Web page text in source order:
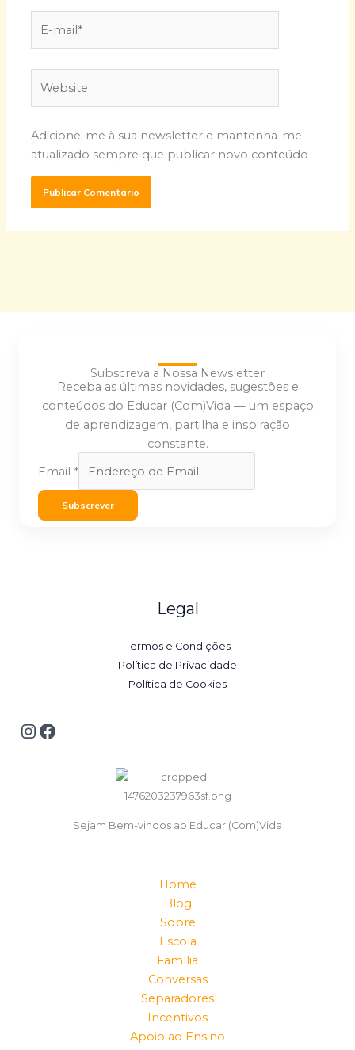
mail*
Adicione-me à sua newsletter e mantenha-me
atualizado sempre que publicar novo conteúdo
Subscreva a Nossa Newsletter
Receba as últimas novidades, sugestões e
conteúdos do Educar (Com)Vida — um espaço
de aprendizagem, partilha e inspiração
constante.
Email *
Subscrever
Legal
Termos e Condições
Política de Privacidade
Política de Cookies
Sejam Bem-vindos ao Educar (Com)Vida
Home
Blog
Sobre
Escola
Família
Conversas
Separadores
Incentivos
Apoio ao Ensino